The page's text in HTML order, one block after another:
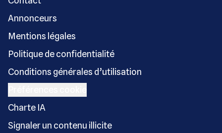
Annonceurs
Mentions légales
Politique de confidentialité
Conditions générales d’utilisation
Charte IA
Signaler un contenu illicite